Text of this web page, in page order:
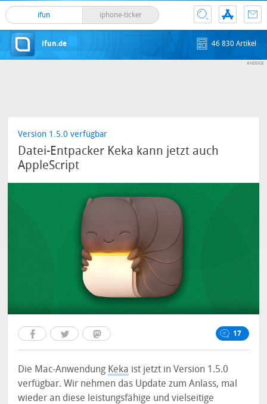
ifun iphone-ticker
ifun.de 46 830 Artikel
Version 1.5.0 verfügbar
Datei-Entpacker Keka kann jetzt auch
AppleScript
17
Die Mac-Anwendung Keka ist jetzt in Version 1.5.0
verfügbar. Wir nehmen das Update zum Anlass, mal
wieder an diese leistungsfähige und vielseitige